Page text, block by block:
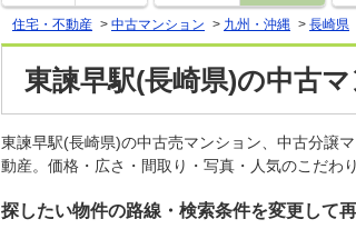
住宅・不動産 > 中古マンション > 九州・沖縄 > 長崎県
東諫早駅(長崎県)の中古
東諫早駅(長崎県)の中古売マンション、中古分譲
動産。価格・広さ・間取り・写真・人気のこだわ
探したい物件の路線・検索条件を変更して